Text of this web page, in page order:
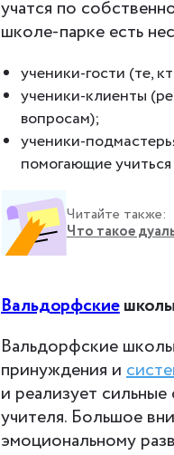
учатся по
школе-парке есть
ученики-гости (те,
ученики-клиенты
вопросам);
ученики-
помогающие
Читайте также:
Что такое
Вальдорфские
Вальдорфские
принуждения и
и реализует
учителя. Большое
эмоциональному